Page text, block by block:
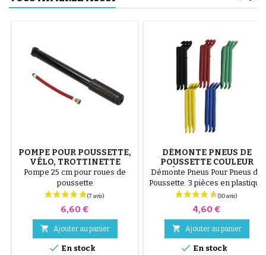
POMPE POUR POUSSETTE,
VÉLO, TROTTINETTE
Pompe 25 cm pour roues de
poussette
Prix
6,60 €
 Ajouter au panier
 En stock
DÉMONTE PNEUS DE
POUSSETTE COULEUR
ALÉATOIRE 1 LOT DE 3
PIÈCES
Démonte Pneus Pour Pneus de
Poussette. 3 pièces en plastique
de haute qualité, couleur
aléatoire, noir, rouge, vert,
jaune et bleu ou 3 pièces en
acier ( gris ) Le montage du
uniquement à la main, cela évite
Prix
4,60 €
 Ajouter au panier
 En stock